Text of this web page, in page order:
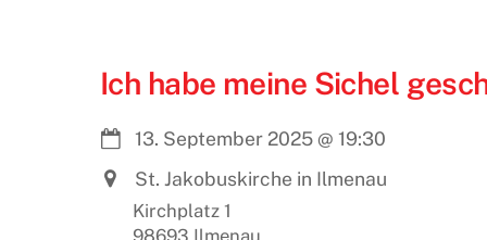
Ich habe meine Sichel
13. September 2025 @ 19:30
St. Jakobuskirche in Ilmenau
Kirchplatz 1
98693 Ilmenau